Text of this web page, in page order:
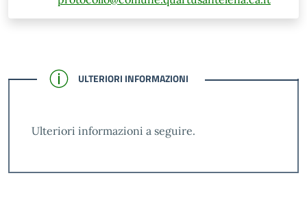
CONFERMATO
ULTERIORI INFORMAZIONI
Ulteriori informazioni a seguire.